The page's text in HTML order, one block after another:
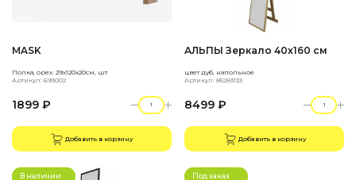
MASK
Полка, орех. 29х120х20см, шт
Артикул: 693002
1899 ₽
Добавить в корзину
АЛЬПЫ Зеркало 40x160 см
цвет дуб, напольное
Артикул: 85283133
8499 ₽
Добавить в корзину
В наличии Под заказ